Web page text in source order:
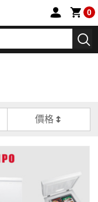
0
價格